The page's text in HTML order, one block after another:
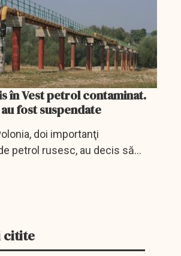
în Vest petrol contaminat.
fost suspendate
doi importanţi
petrol rusesc, au decis să
de petrol rusesc via
citite